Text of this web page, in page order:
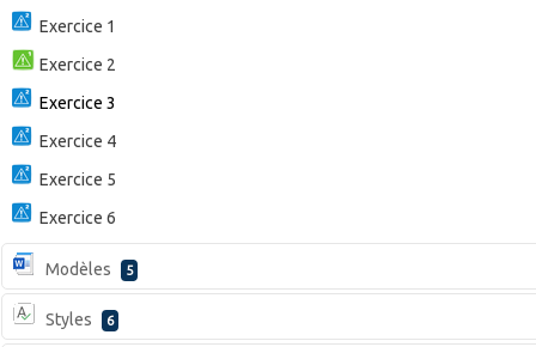
Exercice 1
Exercice 2
Exercice 3
Exercice 4
Exercice 5
Exercice 6
Modèles 5
Styles 6